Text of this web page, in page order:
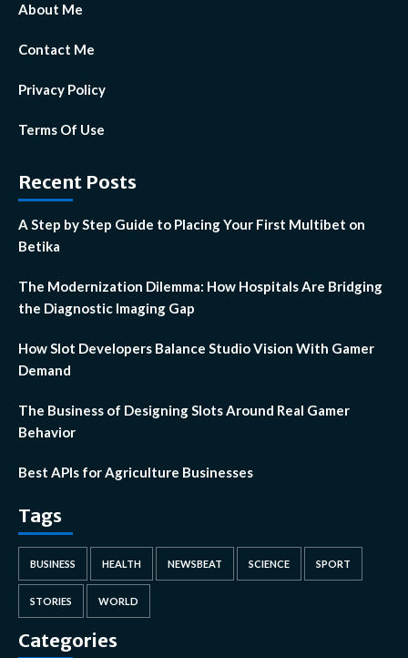
About Me
Contact Me
Privacy Policy
Terms Of Use
Recent Posts
A Step by Step Guide to Placing Your First Multibet on
Betika
The Modernization Dilemma: How Hospitals Are Bridging
the Diagnostic Imaging Gap
How Slot Developers Balance Studio Vision With Gamer
Demand
The Business of Designing Slots Around Real Gamer
Behavior
Best APIs for Agriculture Businesses
Tags
BUSINESS HEALTH NEWSBEAT SCIENCE SPORT
STORIES WORLD
Categories